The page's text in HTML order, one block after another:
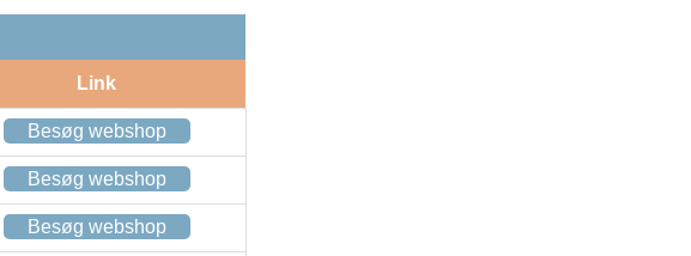
Link
Besøg webshop
Besøg webshop
Besøg webshop